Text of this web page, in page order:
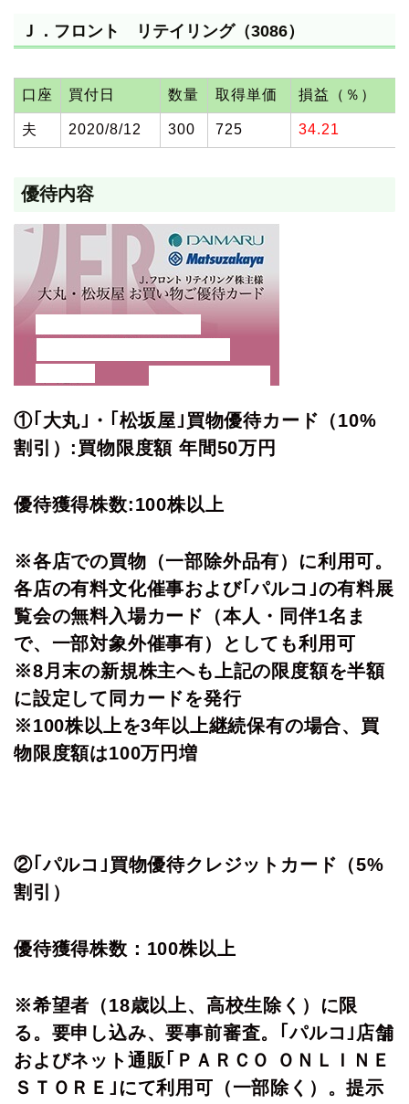
Ｊ．フロント リテイリング（3086）
口座 買付日 数量 取得単価 損益（％）
夫 2020/8/12 300 725 34.21
優待内容
①｢大丸｣・｢松坂屋｣買物優待カード（10%
割引）:買物限度額 年間50万円
優待獲得株数:100株以上
※各店での買物（一部除外品有）に利用可。
各店の有料文化催事および｢パルコ｣の有料展
覧会の無料入場カード（本人・同伴1名ま
で、一部対象外催事有）としても利用可
※8月末の新規株主へも上記の限度額を半額
に設定して同カードを発行
※100株以上を3年以上継続保有の場合、買
物限度額は100万円増
②｢パルコ｣買物優待クレジットカード（5%
割引）
優待獲得株数：100株以上
※希望者（18歳以上、高校生除く）に限
る。要申し込み、要事前審査。｢パルコ｣店舗
およびネット通販｢ＰＡＲＣＯ ＯＮＬＩＮＥ
ＳＴＯＲＥ｣にて利用可（一部除く）。提示